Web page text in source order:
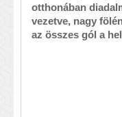
otthonában
vezetve, nagy
az összes gól a